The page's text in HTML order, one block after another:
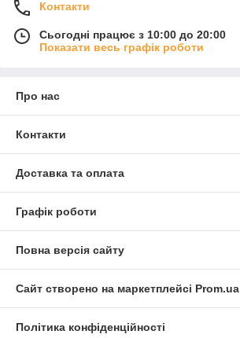
Контакти
Сьогодні працює з 10:00 до 20:00
Показати весь графік роботи
Про нас
Контакти
Доставка та оплата
Графік роботи
Повна версія сайту
Сайт створено на маркетплейсі Prom.ua
Політика конфіденційності